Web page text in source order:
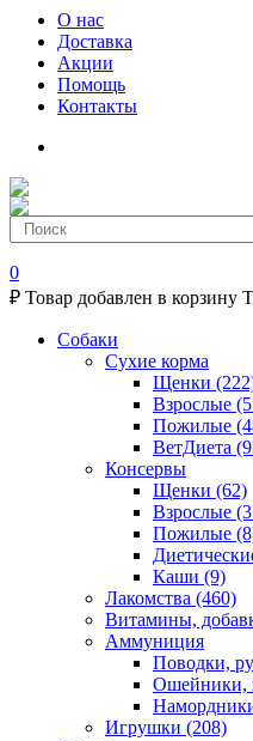
О нас
Доставка
Акции
Помощь
Контакты
0
₽ Товар добавлен в корзину
Собаки
Сухие корма
Щенки
Взрослые
Пожилые
ВетДиета
Консервы
Щенки (62)
Взрослые
Пожилые
Каши (9)
Лакомства (460)
Витамины,
Аммуниция
Поводки,
Ошейники,
Игрушки (208)